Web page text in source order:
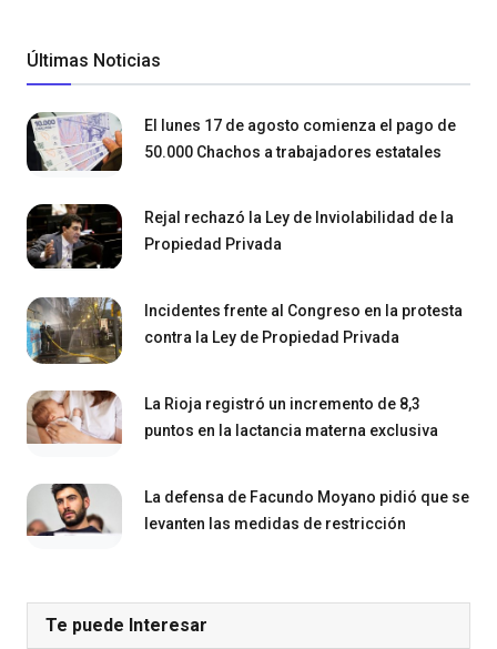
Últimas Noticias
El lunes 17 de agosto comienza el pago de
50.000 Chachos a trabajadores estatales
Rejal rechazó la Ley de Inviolabilidad de la
Propiedad Privada
Incidentes frente al Congreso en la protesta
contra la Ley de Propiedad Privada
La Rioja registró un incremento de 8,3
puntos en la lactancia materna exclusiva
La defensa de Facundo Moyano pidió que se
levanten las medidas de restricción
Te puede Interesar